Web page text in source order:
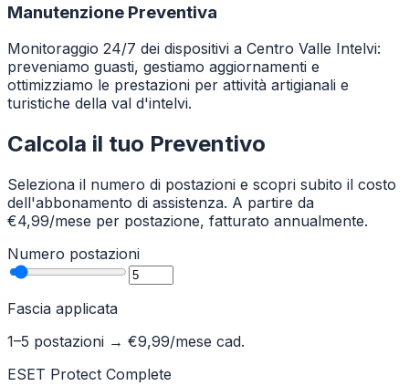
Manutenzione Preventiva
Monitoraggio 24/7 dei dispositivi a Centro Valle Intelvi:
preveniamo guasti, gestiamo aggiornamenti e
ottimizziamo le prestazioni per attività artigianali e
turistiche della val d'intelvi.
Calcola il tuo Preventivo
Seleziona il numero di postazioni e scopri subito il costo
dell'abbonamento di assistenza. A partire da
€4,99/mese per postazione, fatturato annualmente.
Numero postazioni
Fascia applicata
1–5 postazioni → €9,99/mese cad.
ESET Protect Complete